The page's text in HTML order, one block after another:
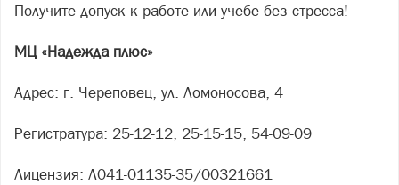
Получите допуск к работе или учебе без стресса!
МЦ «Надежда плюс»
Адрес: г. Череповец, ул. Ломоносова, 4
Регистратура: 25-12-12, 25-15-15, 54-09-09
Лицензия: Л041-01135-35/00321661